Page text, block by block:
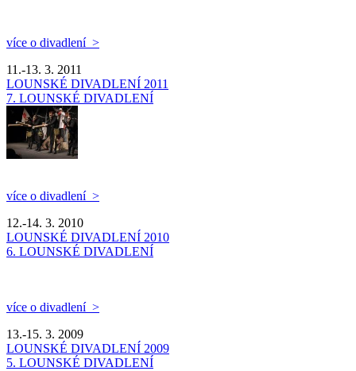
více o divadlení >
11.-13. 3. 2011
LOUNSKÉ DIVADLENÍ 2011
7. LOUNSKÉ DIVADLENÍ
více o divadlení >
12.-14. 3. 2010
LOUNSKÉ DIVADLENÍ 2010
6. LOUNSKÉ DIVADLENÍ
více o divadlení >
13.-15. 3. 2009
LOUNSKÉ DIVADLENÍ 2009
5. LOUNSKÉ DIVADLENÍ